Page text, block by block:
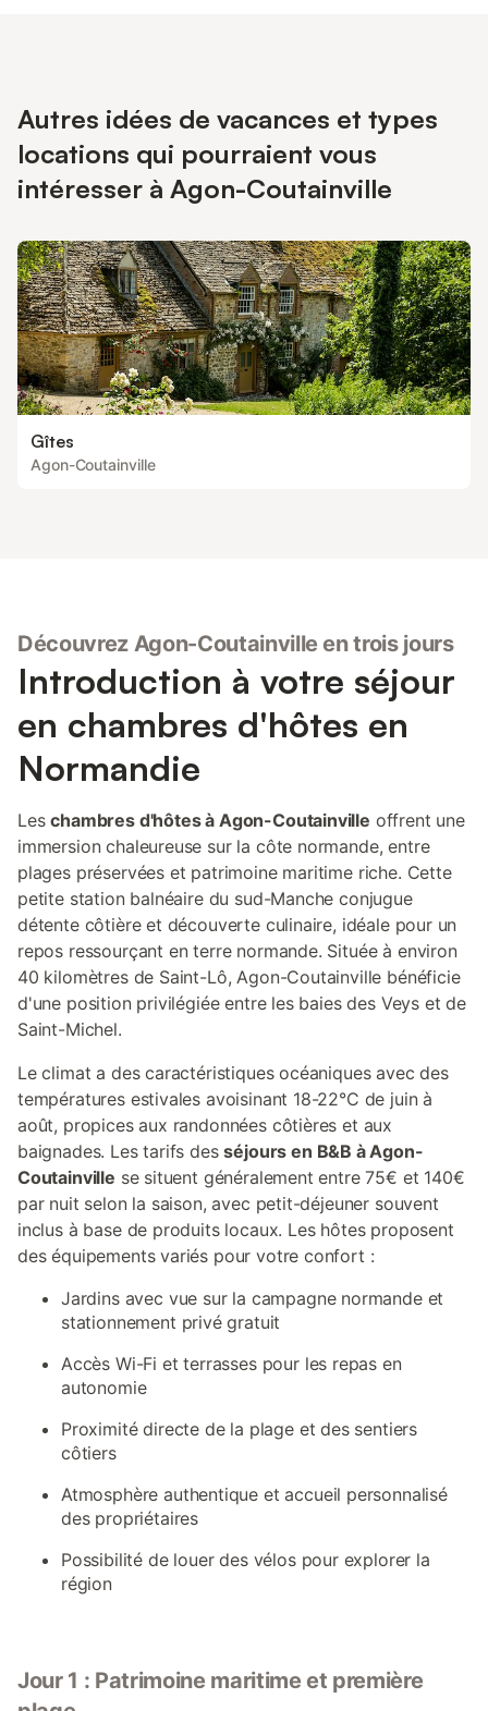
Autres idées de vacances et types
locations qui pourraient vous
intéresser à Agon-Coutainville
Gîtes
Agon-Coutainville
Découvrez Agon-Coutainville en trois jours
Introduction à votre séjour
en chambres d'hôtes en
Normandie
Leschambres d'hôtes à Agon-Coutainville offrent une
immersion chaleureuse sur la côte normande, entre
plages préservées et patrimoine maritime riche. Cette
petite station balnéaire du sud-Manche conjugue
détente côtière et découverte culinaire, idéale pour un
repos ressourçant en terre normande. Située à environ
40 kilomètres de Saint-Lô, Agon-Coutainville bénéficie
d'une position privilégiée entre les baies des Veys et de
Saint-Michel.
Le climat a des caractéristiques océaniques avec des
températures estivales avoisinant 18-22°C de juin à
août, propices aux randonnées côtières et aux
baignades. Les tarifs desséjours en B&B à Agon-
Coutainville se situent généralement entre 75€ et 140€
par nuit selon la saison, avec petit-déjeuner souvent
inclus à base de produits locaux. Les hôtes proposent
des équipements variés pour votre confort :
Jardins avec vue sur la campagne normande et
stationnement privé gratuit
Accès Wi-Fi et terrasses pour les repas en
autonomie
Proximité directe de la plage et des sentiers
côtiers
Atmosphère authentique et accueil personnalisé
des propriétaires
Possibilité de louer des vélos pour explorer la
région
Jour 1 : Patrimoine maritime et première